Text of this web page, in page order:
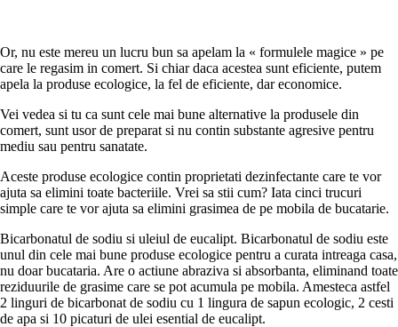
Or, nu este mereu un lucru bun sa apelam la « formulele magice » pe
care le regasim in comert. Si chiar daca acestea sunt eficiente, putem
apela la produse ecologice, la fel de eficiente, dar economice.
Vei vedea si tu ca sunt cele mai bune alternative la produsele din
comert, sunt usor de preparat si nu contin substante agresive pentru
mediu sau pentru sanatate.
Aceste produse ecologice contin proprietati dezinfectante care te vor
ajuta sa elimini toate bacteriile. Vrei sa stii cum? Iata cinci trucuri
simple care te vor ajuta sa elimini grasimea de pe mobila de bucatarie.
Bicarbonatul de sodiu si uleiul de eucalipt. Bicarbonatul de sodiu este
unul din cele mai bune produse ecologice pentru a curata intreaga casa,
nu doar bucataria. Are o actiune abraziva si absorbanta, eliminand toate
reziduurile de grasime care se pot acumula pe mobila. Amesteca astfel
2 linguri de bicarbonat de sodiu cu 1 lingura de sapun ecologic, 2 cesti
de apa si 10 picaturi de ulei esential de eucalipt.